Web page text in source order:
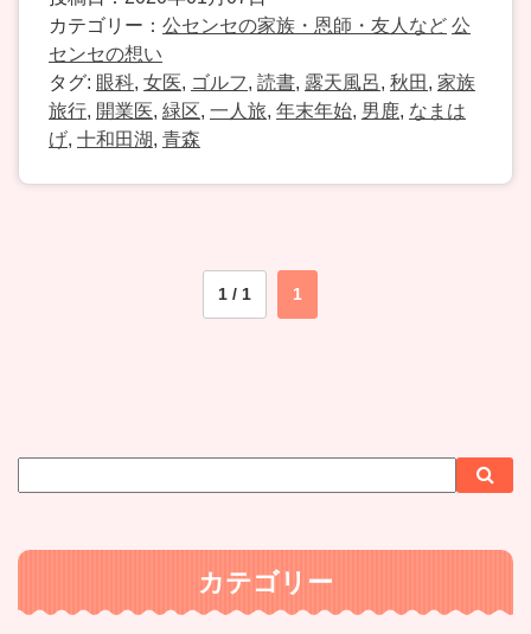
カテゴリー： 公センセの家族・恩師・友人など 公
センセの想い
タグ: 眼科, 女医, ゴルフ, 読書, 露天風呂, 秋田 , 家族
旅行, 開業医, 緑区, 一人旅, 年末年始, 男鹿, なまは
げ, 十和田湖, 青森
1 / 1 1
イ
内
索
索
カテゴリー